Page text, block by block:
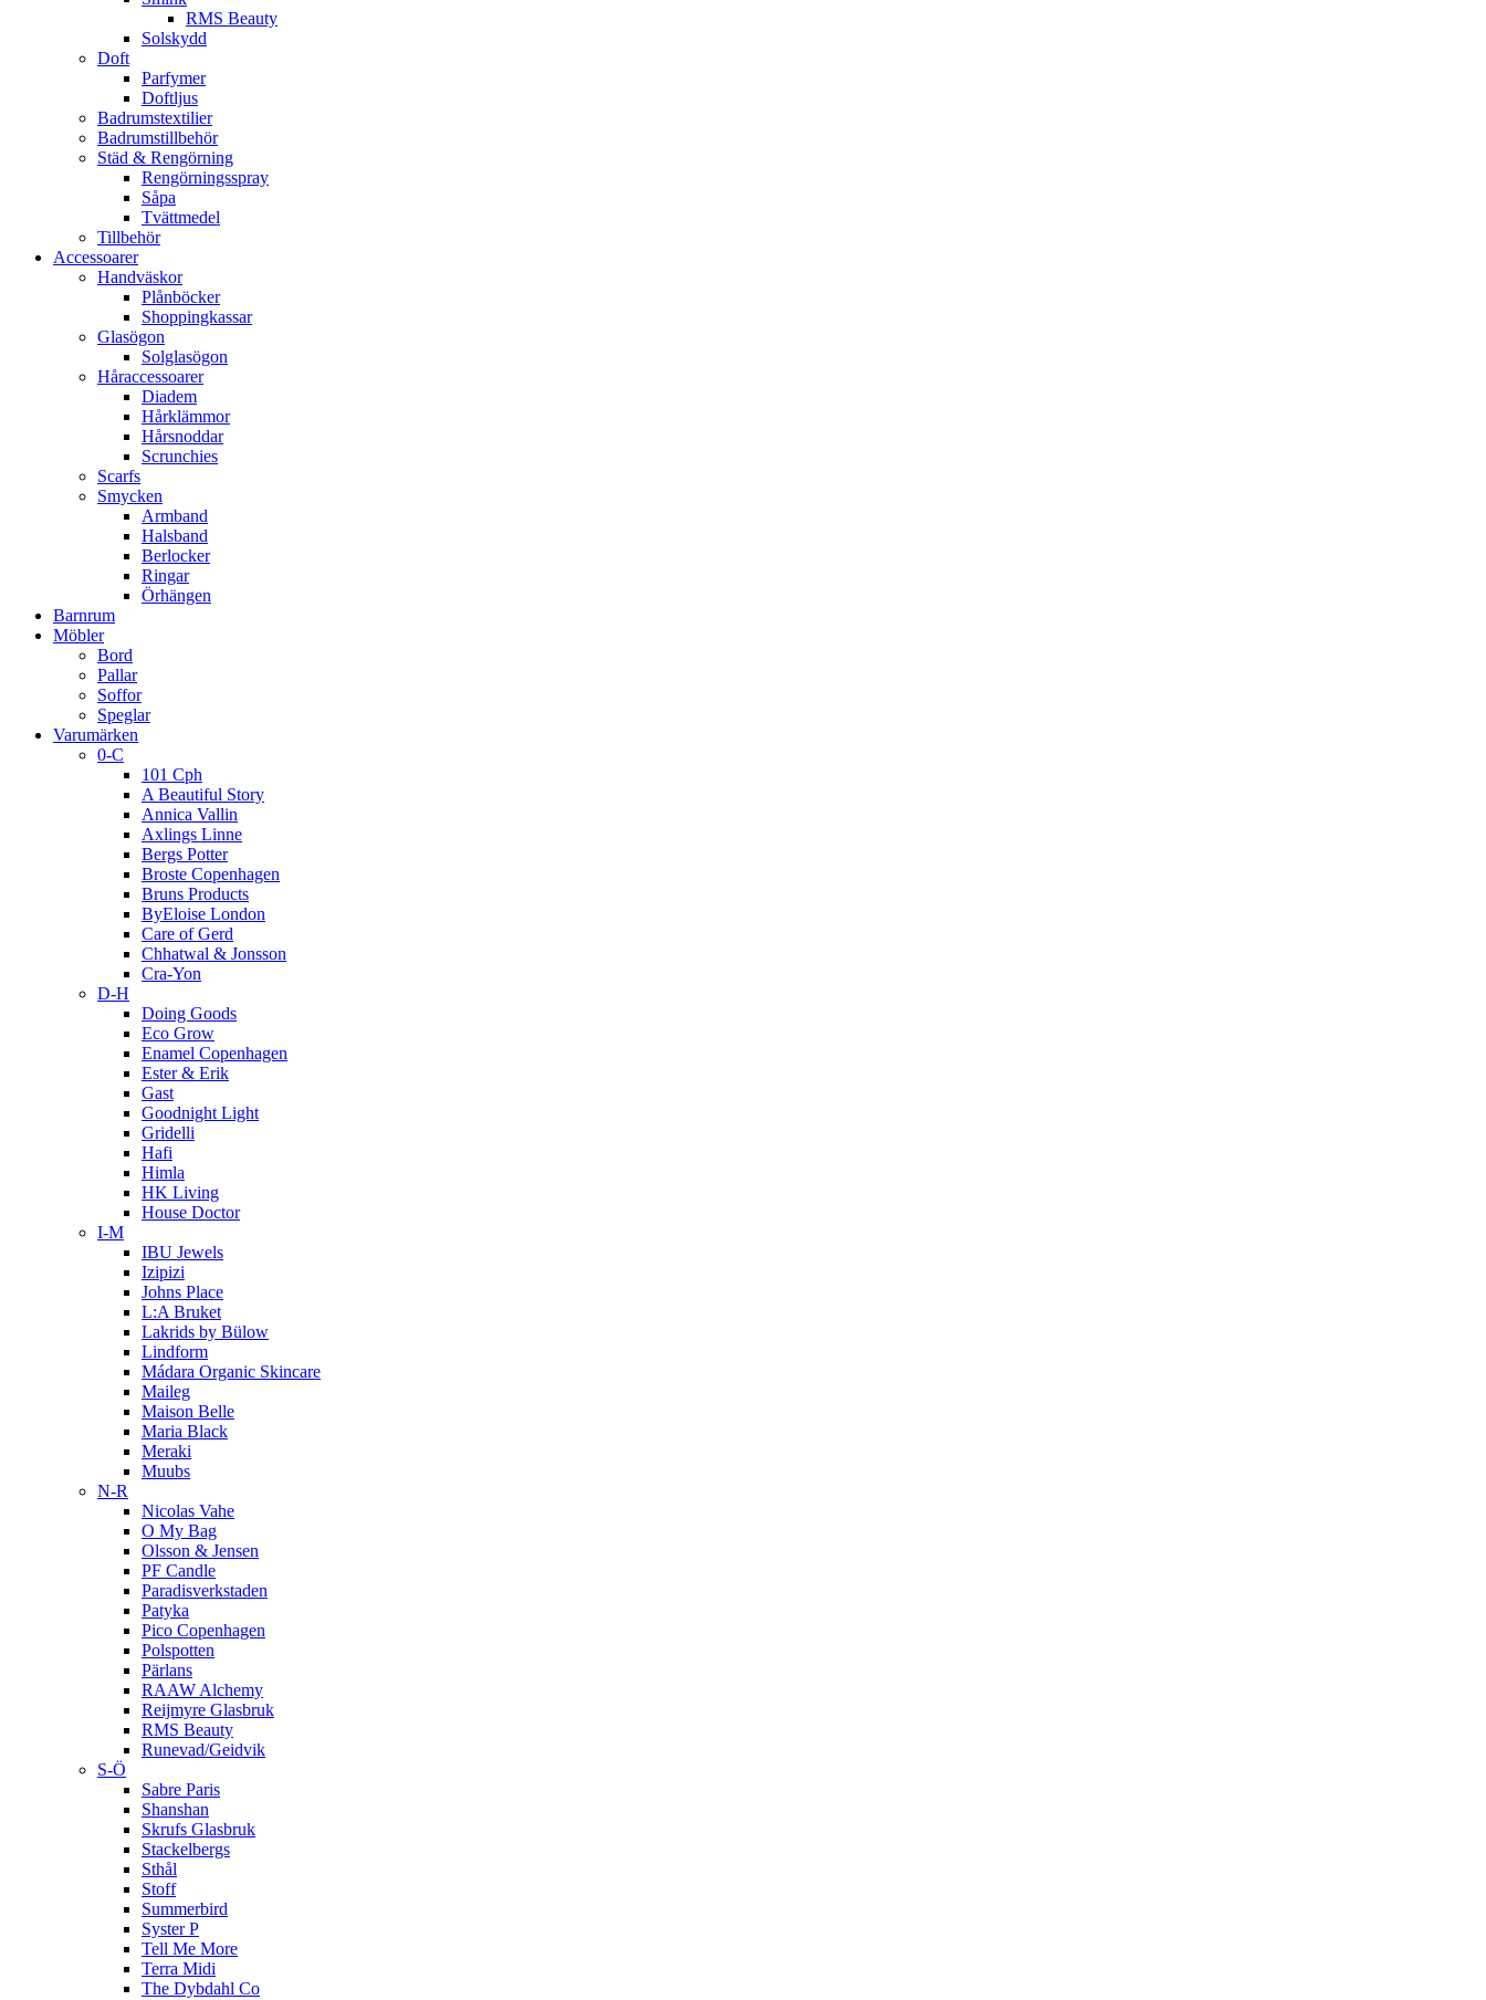
RMS Beauty
Solskydd
Doft
Parfymer
Doftljus
Badrumstextilier
Badrumstillbehör
Städ & Rengörning
Rengörningsspray
Såpa
Tvättmedel
Tillbehör
Accessoarer
Handväskor
Plånböcker
Shoppingkassar
Glasögon
Solglasögon
Håraccessoarer
Diadem
Hårklämmor
Hårsnoddar
Scrunchies
Scarfs
Smycken
Armband
Halsband
Berlocker
Ringar
Örhängen
Barnrum
Möbler
Bord
Pallar
Soffor
Speglar
Varumärken
0-C
101 Cph
A Beautiful Story
Annica Vallin
Axlings Linne
Bergs Potter
Broste Copenhagen
Bruns Products
ByEloise London
Care of Gerd
Chhatwal & Jonsson
Cra-Yon
D-H
Doing Goods
Eco Grow
Enamel Copenhagen
Ester & Erik
Gast
Goodnight Light
Gridelli
Hafi
Himla
HK Living
House Doctor
I-M
IBU Jewels
Izipizi
Johns Place
L:A Bruket
Lakrids by Bülow
Lindform
Mádara Organic Skincare
Maileg
Maison Belle
Maria Black
Meraki
Muubs
N-R
Nicolas Vahe
O My Bag
Olsson & Jensen
PF Candle
Paradisverkstaden
Patyka
Pico Copenhagen
Polspotten
Pärlans
RAAW Alchemy
Reijmyre Glasbruk
RMS Beauty
Runevad/Geidvik
S-Ö
Sabre Paris
Shanshan
Skrufs Glasbruk
Stackelbergs
Sthål
Stoff
Summerbird
Syster P
Tell Me More
Terra Midi
The Dybdahl Co